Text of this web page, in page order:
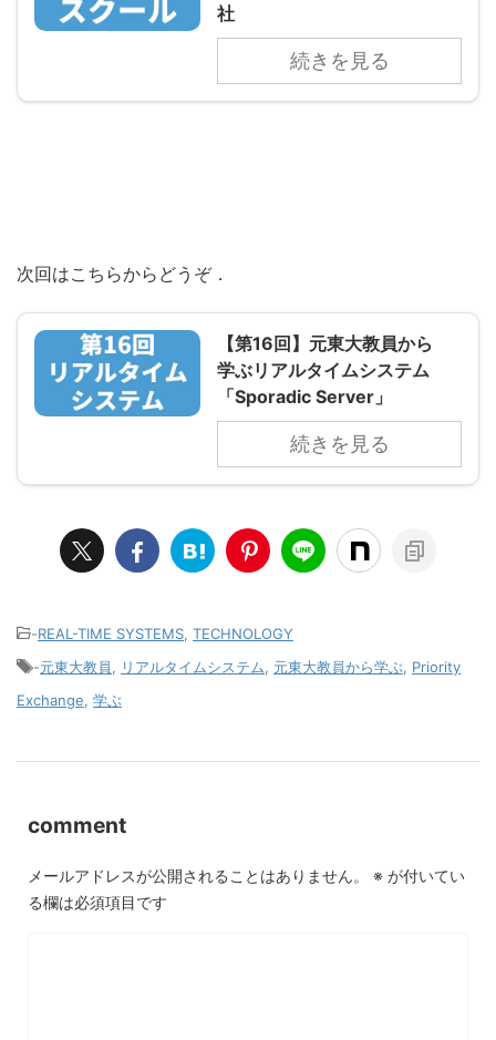
社
続きを見る
次回はこちらからどうぞ．
【第16回】元東大教員から
学ぶリアルタイムシステム
「Sporadic Server」
続きを見る
-REAL-TIME SYSTEMS TECHNOLOGY
-元東大教員 リアルタイムシステム 元東大教員から学ぶ Priority
Exchange 学ぶ
comment
メールアドレスが公開されることはありません。 ※ が付いてい
る欄は必須項目です